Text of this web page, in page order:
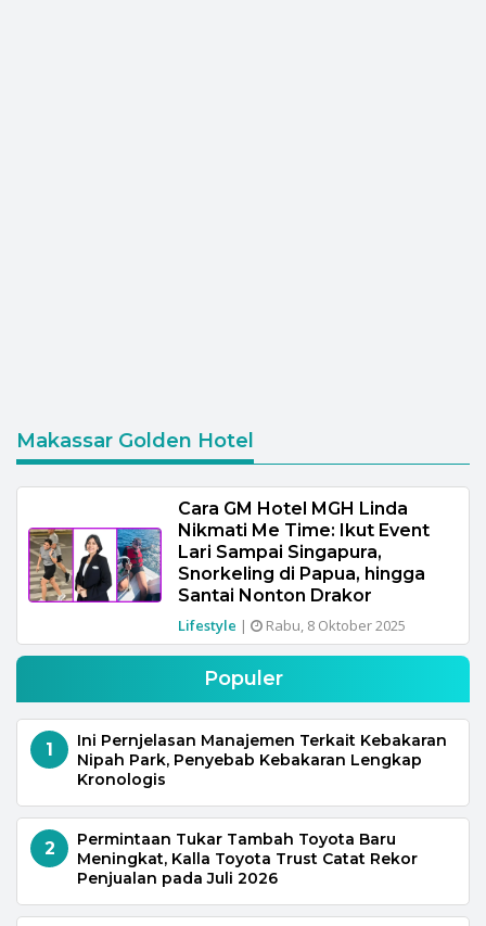
Makassar Golden Hotel
Cara GM Hotel MGH Linda
Nikmati Me Time: Ikut Event
Lari Sampai Singapura,
Snorkeling di Papua, hingga
Santai Nonton Drakor
Lifestyle | Rabu, 8 Oktober 2025
Populer
1
Ini Pernjelasan Manajemen Terkait Kebakaran
Nipah Park, Penyebab Kebakaran Lengkap
Kronologis
2
Permintaan Tukar Tambah Toyota Baru
Meningkat, Kalla Toyota Trust Catat Rekor
Penjualan pada Juli 2026